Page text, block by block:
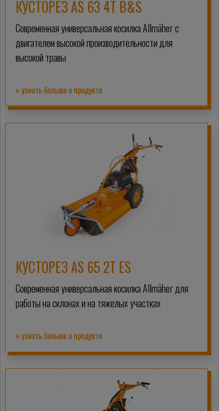
КУСТОРЕЗ AS 63 4T B&S
Современная универсальная косилка Allmäher с
двигателем высокой производительности для
высокой травы
» узнать больше о продукте
КУСТОРЕЗ AS 65 2T ES
Современная универсальная косилка Allmäher для
работы на склонах и на тяжелых участках
» узнать больше о продукте